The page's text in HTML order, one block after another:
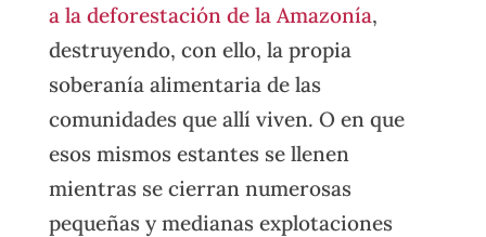
a la deforestación de la Amazonía,
destruyendo, con ello, la propia
soberanía alimentaria de las
comunidades que allí viven. O en que
esos mismos estantes se llenen
mientras se cierran numerosas
pequeñas y medianas explotaciones